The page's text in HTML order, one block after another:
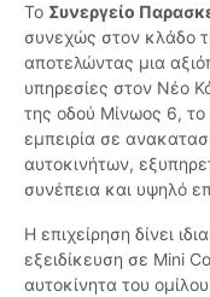
Το Συνεργείο
συνεχώς στον κλάδο
αποτελώντας μια
υπηρεσίες στον Νέο
της οδού Μίνωος 6, το
εμπειρία σε
αυτοκινήτων,
συνέπεια και υψηλό
Η επιχείρηση δίνει
εξειδίκευση σε Mini
αυτοκίνητα του